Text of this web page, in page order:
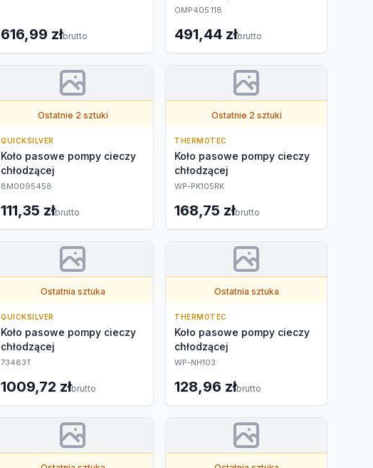
616,99 złbrutto
OMP405.118
491,44 złbrutto
Ostatnie 2 sztuki
QUICKSILVER
Koło pasowe pompy cieczy
chłodzącej
8M0095458
111,35 złbrutto
Ostatnie 2 sztuki
THERMOTEC
Koło pasowe pompy cieczy
chłodzącej
WP-PK105RK
168,75 złbrutto
Ostatnia sztuka
QUICKSILVER
Koło pasowe pompy cieczy
chłodzącej
73483T
1009,72 złbrutto
Ostatnia sztuka
THERMOTEC
Koło pasowe pompy cieczy
chłodzącej
WP-NH103
128,96 złbrutto